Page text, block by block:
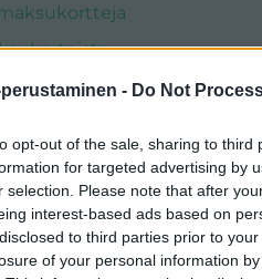
- Do Not
opt-out of the sale, sharing to
for targeted advertising by
selection. Please note that after
interest-based ads based on
to third parties prior to
of your personal information